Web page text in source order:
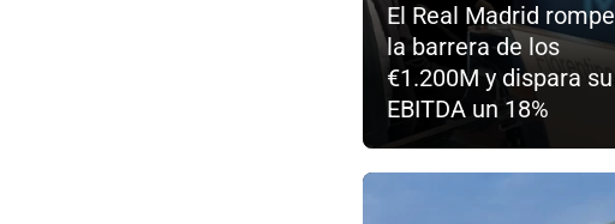
El Real Madrid rompe
la barrera de los
€1.200M y dispara su
EBITDA un 18%